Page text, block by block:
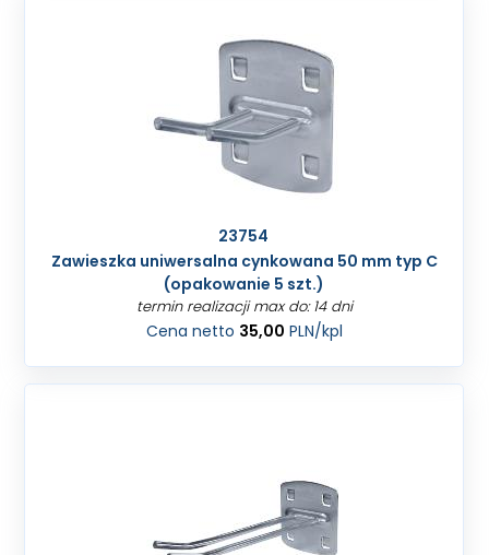
23754
Zawieszka uniwersalna cynkowana 50 mm typ C
(opakowanie 5 szt.)
termin realizacji max do: 14 dni
Cena netto 35,00 PLN/kpl